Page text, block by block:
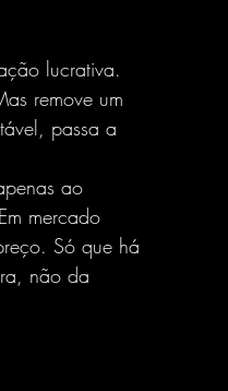
lucrativa.
remove um
passa a
ao
mercado
Só que há
não da